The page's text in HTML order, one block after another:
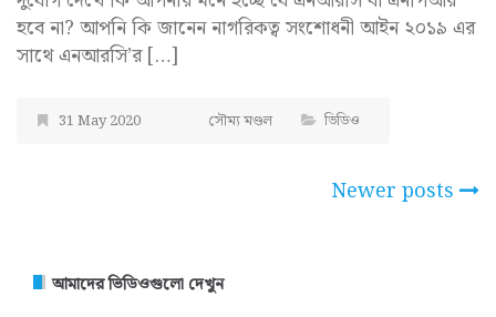
হবে না? আপনি কি জানেন নাগরিকত্ব সংশোধনী আইন ২০১৯ এর
সাথে এনআরসি’র […]
31 May 2020 সৌম্য মণ্ডল ভিডিও
Newer posts
আমাদের ভিডিওগুলো দেখুন